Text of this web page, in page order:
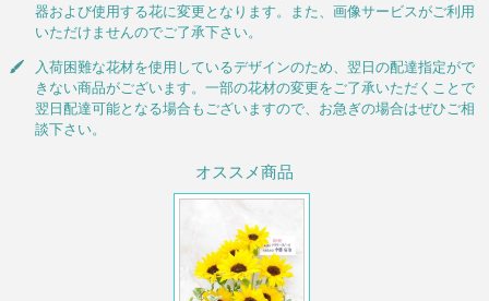
器および使用する花に変更となります。また、画像サービスがご利用
いただけませんのでご了承下さい。
入荷困難な花材を使用しているデザインのため、翌日の配達指定がで
きない商品がございます。一部の花材の変更をご了承いただくことで
翌日配達可能となる場合もございますので、お急ぎの場合はぜひご相
談下さい。
オススメ商品